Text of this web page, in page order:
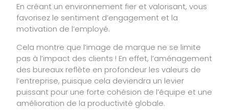
En créant un environnement fier et valorisant, vous
favorisez le sentiment d’engagement et la
motivation de l’employé.
Cela montre que l’image de marque ne se limite
pas à l’impact des clients ! En effet, l’aménagement
des bureaux reflète en profondeur les valeurs de
l’entreprise, puisque cela deviendra un levier
puissant pour une forte cohésion de l’équipe et une
amélioration de la productivité globale.